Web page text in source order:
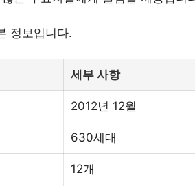
정보입니다.
세부 사항
2012년 12월
630세대
12개